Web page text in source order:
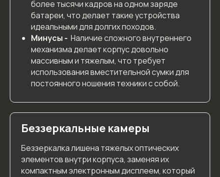
более тысячи кадров на одном заряде
батареи, что делает такие устройства
идеальными для долгих походов.
Минусы - Наличие сложного внутреннего
механизма делает корпус довольно
массивным и тяжелым, что требует
использования вместительной сумки для
постоянного ношения техники с собой.
Беззеркальные камеры
Беззеркалка лишена тяжелых оптических
элементов внутри корпуса, заменяя их
компактным электронным дисплеем, который